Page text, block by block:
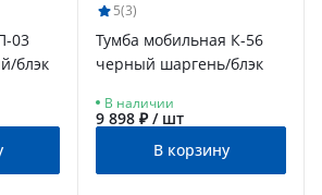
03
блэк
5(3)
Тумба мобильная К-56
черный шаргень/блэк
В наличии
9 898 ₽ / шт
В корзину